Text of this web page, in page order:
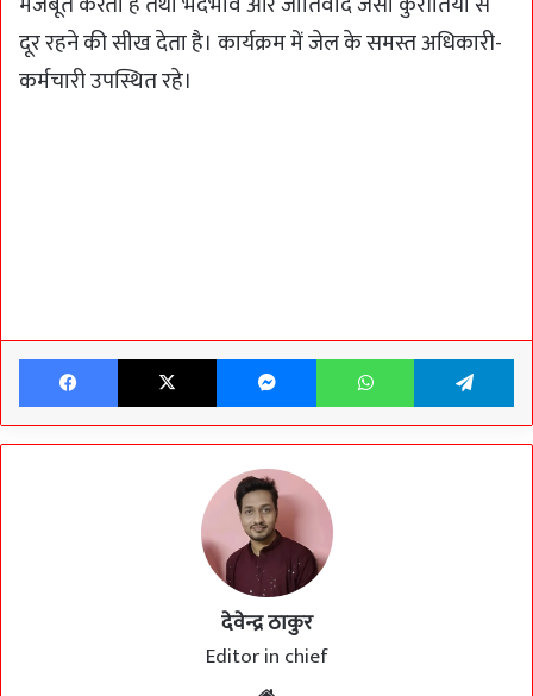
दूर रहने की सीख देता है। कार्यक्रम में जेल के समस्त अधिकारी-
कर्मचारी उपस्थित रहे।
Facebook X MessengerWhatsApp
देवेन्द्र ठाकुर
Editor in chief